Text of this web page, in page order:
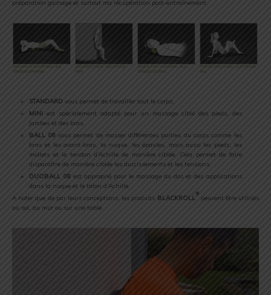
préparation gainage et surtout ma récupération post-entraînement.
STANDARD vous permet de travailler tout le corps.
MINI est spécialement adapté pour un massage ciblé des pieds, des
jambes et des bras.
BALL 08 vous permet de masser différentes parties du corps comme les
bras et les avant-bras, la nuque, les épaules, mais aussi les pieds, les
mollets et le tendon d’Achille de manière ciblée. Cela permet de faire
disparaître de manière ciblée les durcissements et les tensions.
DUOBALL 08 est approprié pour le massage du dos et des applications
dans la nuque et le talon d’Achille.
A noter que de par leurs conceptions, les produits BLACKROLL
®
peuvent être utilisés
au sol, au mur ou sur une table.